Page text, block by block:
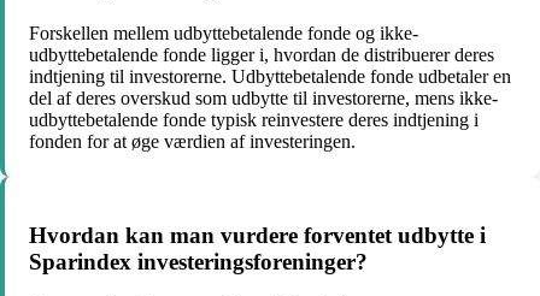
Forskellen mellem udbyttebetalende fonde og ikke-
udbyttebetalende fonde ligger i, hvordan de distribuerer deres
indtjening til investorerne. Udbyttebetalende fonde udbetaler en
del af deres overskud som udbytte til investorerne, mens ikke-
udbyttebetalende fonde typisk reinvestere deres indtjening i
fonden for at øge værdien af investeringen.
Hvordan kan man vurdere forventet udbytte i
Sparindex investeringsforeninger?